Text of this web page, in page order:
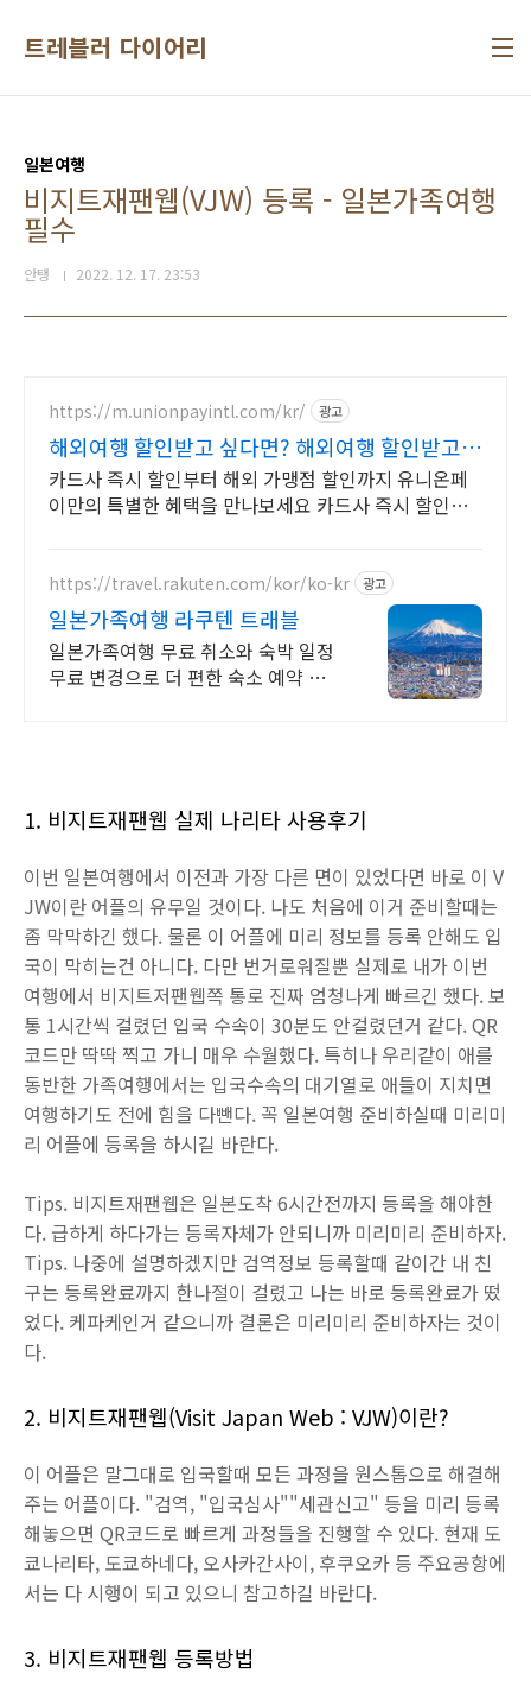
트레블러 다이어리
일본여행
비지트재팬웹(VJW) 등록 - 일본가족여행
필수
안탱 2022. 12. 17. 23:53
https://m.unionpayintl.com/kr/ 광고
해외여행 할인받고 싶다면? 해외여행 할인받고
싶다면?
카드사 즉시 할인부터 해외 가맹점 할인까지 유니온페
이만의 특별한 혜택을 만나보세요 카드사 즉시 할인부
https://travel.rakuten.com/kor/ko-kr 광고
일본가족여행 라쿠텐 트래블
일본가족여행 무료 취소와 숙박 일정
무료 변경으로 더 편한 숙소 예약 다
1. 비지트재팬웹 실제 나리타 사용후기
이번 일본여행에서 이전과 가장 다른 면이 있었다면 바로 이 V
JW이란 어플의 유무일 것이다. 나도 처음에 이거 준비할때는
좀 막막하긴 했다. 물론 이 어플에 미리 정보를 등록 안해도 입
국이 막히는건 아니다. 다만 번거로워질뿐 실제로 내가 이번
여행에서 비지트저팬웹쪽 통로 진짜 엄청나게 빠르긴 했다. 보
통 1시간씩 걸렸던 입국 수속이 30분도 안걸렸던거 같다. QR
코드만 딱딱 찍고 가니 매우 수월했다. 특히나 우리같이 애를
동반한 가족여행에서는 입국수속의 대기열로 애들이 지치면
여행하기도 전에 힘을 다뺀다. 꼭 일본여행 준비하실때 미리미
리 어플에 등록을 하시길 바란다.
Tips. 비지트재팬웹은 일본도착 6시간전까지 등록을 해야한
다. 급하게 하다가는 등록자체가 안되니까 미리미리 준비하자.
Tips. 나중에 설명하겠지만 검역정보 등록할때 같이간 내 친
구는 등록완료까지 한나절이 걸렸고 나는 바로 등록완료가 떴
었다. 케파케인거 같으니까 결론은 미리미리 준비하자는 것이
다.
2. 비지트재팬웹(Visit Japan Web : VJW)이란?
이 어플은 말그대로 입국할때 모든 과정을 원스톱으로 해결해
주는 어플이다. "검역, "입국심사""세관신고" 등을 미리 등록
해놓으면 QR코드로 빠르게 과정들을 진행할 수 있다. 현재 도
쿄나리타, 도쿄하네다, 오사카간사이, 후쿠오카 등 주요공항에
서는 다 시행이 되고 있으니 참고하길 바란다.
3. 비지트재팬웹 등록방법